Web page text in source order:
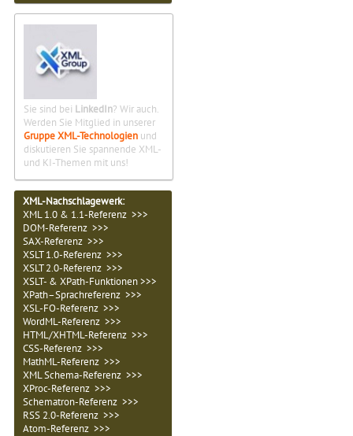
Sie sind bei LinkedIn? Wir auch.
Werden Sie Mitglied in unserer
Gruppe XML-Technologien und
diskutieren Sie spannende XML-
und KI-Themen mit uns!
XML-Nachschlagewerk:
XML 1.0 & 1.1-Referenz >>>
DOM-Referenz >>>
SAX-Referenz >>>
XSLT 1.0-Referenz >>>
XSLT 2.0-Referenz >>>
XSLT- & XPath-Funktionen >>>
XPath–Sprachreferenz >>>
XSL-FO-Referenz >>>
WordML-Referenz >>>
HTML/XHTML-Referenz >>>
CSS-Referenz >>>
MathML-Referenz >>>
XML Schema-Referenz >>>
XProc-Referenz >>>
Schematron-Referenz >>>
RSS 2.0-Referenz >>>
Atom-Referenz >>>